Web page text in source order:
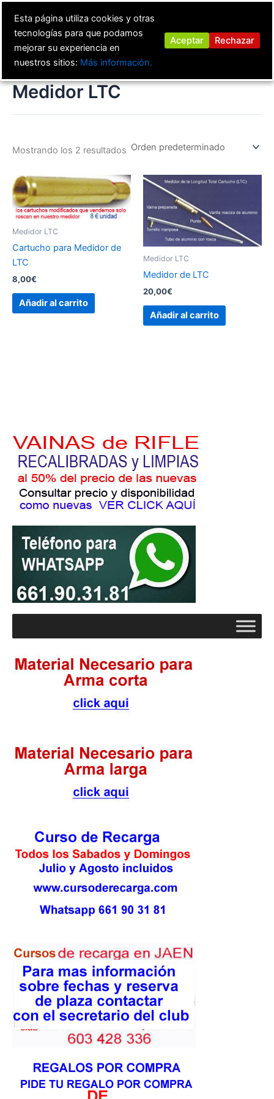
contenido
Medidor LTC
Mostrando los 2 resultados
Medidor LTC
Cartucho para Medidor de
LTC
8,00€
Añadir al carrito
Medidor LTC
Medidor de LTC
20,00€
Añadir al carrito
Esta página utiliza cookies y otras
tecnologías para que podamos
mejorar su experiencia en
nuestros sitios: Más información.
Aceptar Rechazar